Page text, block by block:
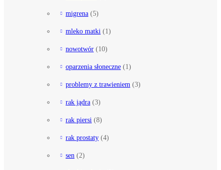
migrena (5)
mleko matki (1)
nowotwór (10)
oparzenia słoneczne (1)
problemy z trawieniem (3)
rak jądra (3)
rak piersi (8)
rak prostaty (4)
sen (2)